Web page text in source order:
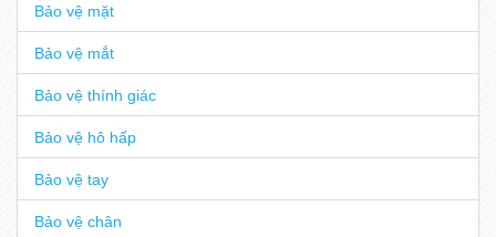
Bảo vệ mặt
Bảo vệ mắt
Bảo vệ thính giác
Bảo vệ hô hấp
Bảo vệ tay
Bảo vệ chân